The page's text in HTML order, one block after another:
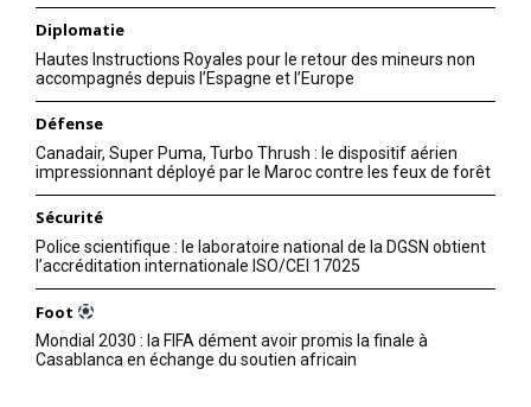
Diplomatie
Hautes Instructions Royales pour le retour des mineurs non
accompagnés depuis l’Espagne et l’Europe
Défense
Canadair, Super Puma, Turbo Thrush : le dispositif aérien
impressionnant déployé par le Maroc contre les feux de forêt
Sécurité
Police scientifique : le laboratoire national de la DGSN obtient
l’accréditation internationale ISO/CEI 17025
Foot
Mondial 2030 : la FIFA dément avoir promis la finale à
Casablanca en échange du soutien africain